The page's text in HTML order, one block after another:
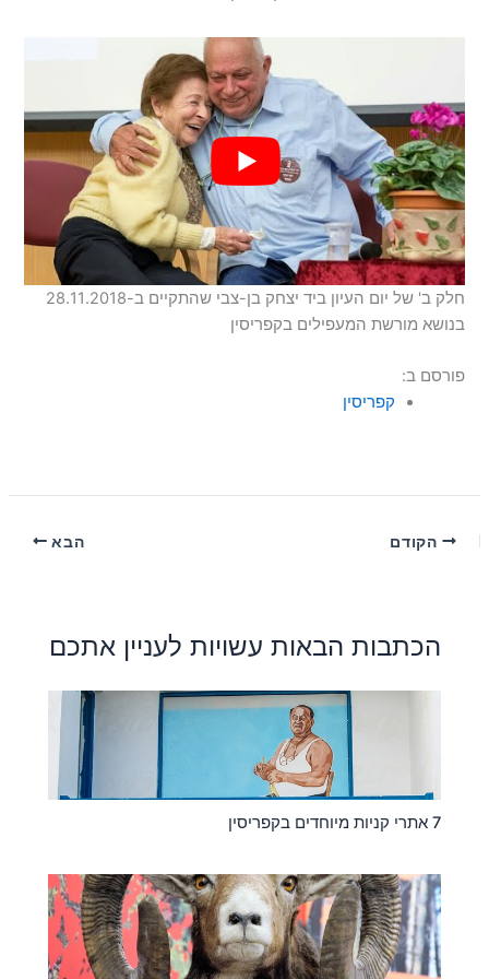
חלק ב' של יום העיון ביד יצחק בן-צבי שהתקיים ב-28.11.2018
בנושא מורשת המעפילים בקפריסין
פורסם ב:
קפריסין
הקודם הבא
הכתבות הבאות עשויות לעניין אתכם
7 אתרי קניות מיוחדים בקפריסין